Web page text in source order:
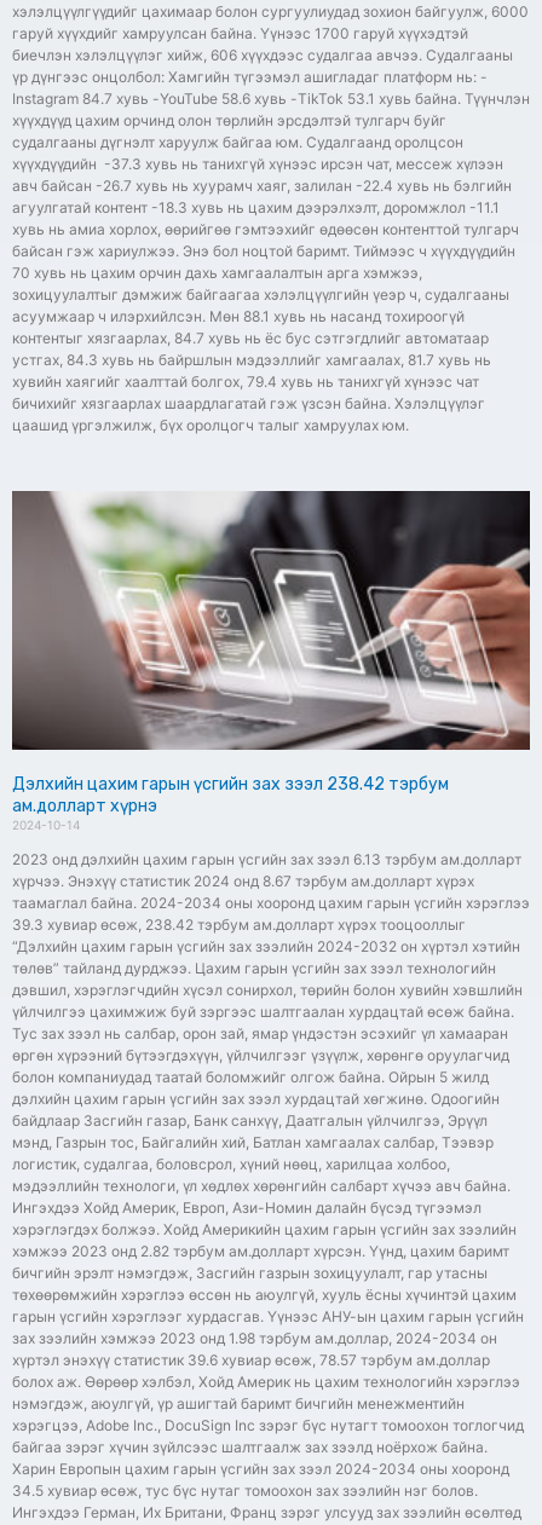
хэлэлцүүлгүүдийг цахимаар болон сургуулиудад зохион байгуулж, 6000
гаруй хүүхдийг хамруулсан байна. Үүнээс 1700 гаруй хүүхэдтэй
биечлэн хэлэлцүүлэг хийж, 606 хүүхдээс судалгаа авчээ. Судалгааны
үр дүнгээс онцолбол: Хамгийн түгээмэл ашигладаг платформ нь: -
Instagram 84.7 хувь -YouTube 58.6 хувь -TikTok 53.1 хувь байна. Түүнчлэн
хүүхдүүд цахим орчинд олон төрлийн эрсдэлтэй тулгарч буйг
судалгааны дүгнэлт харуулж байгаа юм. Судалгаанд оролцсон
хүүхдүүдийн -37.3 хувь нь танихгүй хүнээс ирсэн чат, мессеж хүлээн
авч байсан -26.7 хувь нь хуурамч хаяг, залилан -22.4 хувь нь бэлгийн
агуулгатай контент -18.3 хувь нь цахим дээрэлхэлт, доромжлол -11.1
хувь нь амиа хорлох, өөрийгөө гэмтээхийг өдөөсөн контенттой тулгарч
байсан гэж хариулжээ. Энэ бол ноцтой баримт. Тиймээс ч хүүхдүүдийн
70 хувь нь цахим орчин дахь хамгаалалтын арга хэмжээ,
зохицуулалтыг дэмжиж байгаагаа хэлэлцүүлгийн үеэр ч, судалгааны
асуумжаар ч илэрхийлсэн. Мөн 88.1 хувь нь насанд тохироогүй
контентыг хязгаарлах, 84.7 хувь нь ёс бус сэтгэгдлийг автоматаар
устгах, 84.3 хувь нь байршлын мэдээллийг хамгаалах, 81.7 хувь нь
хувийн хаягийг хаалттай болгох, 79.4 хувь нь танихгүй хүнээс чат
бичихийг хязгаарлах шаардлагатай гэж үзсэн байна. Хэлэлцүүлэг
цаашид үргэлжилж, бүх оролцогч талыг хамруулах юм.
Дэлхийн цахим гарын үсгийн зах зээл 238.42 тэрбум
ам.долларт хүрнэ
2024-10-14
2023 онд дэлхийн цахим гарын үсгийн зах зээл 6.13 тэрбум ам.долларт
хүрчээ. Энэхүү статистик 2024 онд 8.67 тэрбум ам.долларт хүрэх
таамаглал байна. 2024-2034 оны хооронд цахим гарын үсгийн хэрэглээ
39.3 хувиар өсөж, 238.42 тэрбум ам.долларт хүрэх тооцооллыг
“Дэлхийн цахим гарын үсгийн зах зээлийн 2024-2032 он хүртэл хэтийн
төлөв” тайланд дурджээ. Цахим гарын үсгийн зах зээл технологийн
дэвшил, хэрэглэгчдийн хүсэл сонирхол, төрийн болон хувийн хэвшлийн
үйлчилгээ цахимжиж буй зэргээс шалтгаалан хурдацтай өсөж байна.
Тус зах зээл нь салбар, орон зай, ямар үндэстэн эсэхийг үл хамааран
өргөн хүрээний бүтээгдэхүүн, үйлчилгээг үзүүлж, хөрөнгө оруулагчид
болон компаниудад таатай боломжийг олгож байна. Ойрын 5 жилд
дэлхийн цахим гарын үсгийн зах зээл хурдацтай хөгжинө. Одоогийн
байдлаар Засгийн газар, Банк санхүү, Даатгалын үйлчилгээ, Эрүүл
мэнд, Газрын тос, Байгалийн хий, Батлан хамгаалах салбар, Тээвэр
логистик, судалгаа, боловсрол, хүний нөөц, харилцаа холбоо,
мэдээллийн технологи, үл хөдлөх хөрөнгийн салбарт хүчээ авч байна.
Ингэхдээ Хойд Америк, Европ, Ази-Номин далайн бүсэд түгээмэл
хэрэглэгдэх болжээ. Хойд Америкийн цахим гарын үсгийн зах зээлийн
хэмжээ 2023 онд 2.82 тэрбум ам.долларт хүрсэн. Үүнд, цахим баримт
бичгийн эрэлт нэмэгдэж, Засгийн газрын зохицуулалт, гар утасны
төхөөрөмжийн хэрэглээ өссөн нь аюулгүй, хууль ёсны хүчинтэй цахим
гарын үсгийн хэрэглээг хурдасгав. Үүнээс АНУ-ын цахим гарын үсгийн
зах зээлийн хэмжээ 2023 онд 1.98 тэрбум ам.доллар, 2024-2034 он
хүртэл энэхүү статистик 39.6 хувиар өсөж, 78.57 тэрбум ам.доллар
болох аж. Өөрөөр хэлбэл, Хойд Америк нь цахим технологийн хэрэглээ
нэмэгдэж, аюулгүй, үр ашигтай баримт бичгийн менежментийн
хэрэгцээ, Adobe Inc., DocuSign Inc зэрэг бүс нутагт томоохон тоглогчид
байгаа зэрэг хүчин зүйлсээс шалтгаалж зах зээлд ноёрхож байна.
Харин Европын цахим гарын үсгийн зах зээл 2024-2034 оны хооронд
34.5 хувиар өсөж, тус бүс нутаг томоохон зах зээлийн нэг болов.
Ингэхдээ Герман, Их Британи, Франц зэрэг улсууд зах зээлийн өсөлтөд